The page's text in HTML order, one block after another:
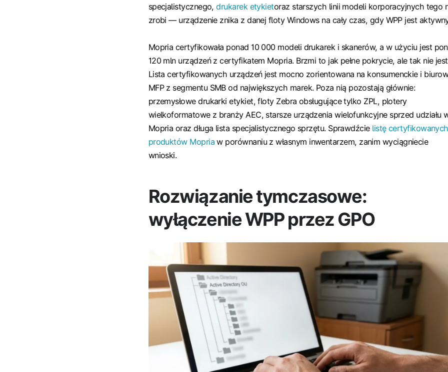
specjalistycznego,drukarek etykietoraz starszych linii modeli korporacyjnych tego
zrobi — urządzenie znika z danej floty Windows na cały czas, gdy WPP jest
Mopria certyfikowała ponad 10 000 modeli drukarek i skanerów, a w użyciu jest
120 mln urządzeń z certyfikatem Mopria. Brzmi to jak pełne pokrycie, ale tak nie
Lista certyfikowanych urządzeń jest mocno zorientowana na konsumenckie i
MFP z segmentu SMB od największych marek. Poza nią pozostają głównie:
przemysłowe drukarki etykiet, floty Zebra obsługujące tylko ZPL, plotery
wielkoformatowe z branży AEC, starsze urządzenia wielofunkcyjne sprzed udziału
Mopria oraz długa lista specjalistycznego sprzętu. Sprawdźcie listę certyfikowanych
produktów Mopria w porównaniu z własnym inwentarzem, zanim wyciągniecie
wnioski.
Rozwiązanie tymczasowe:
wyłączenie WPP przez GPO